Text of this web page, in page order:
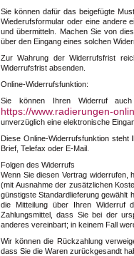
Sie können dafür das beigefügte
Wiederufsformular oder eine andere
und übermitteln. Machen Sie von
über den Eingang eines solchen
Zur Wahrung der Widerrufsfrist
Widerrufsfrist absenden.
Online-Widerrufsfunktion:
Sie können Ihren Widerruf
https://www.radierungen-
unverzüglich eine elektronische
Diese Online-Widerrufsfunktion
Brief, Telefax oder E-Mail.
Folgen des Widerrufs
Wenn Sie diesen Vertrag widerrufen,
(mit Ausnahme der zusätzlichen
günstigste Standardlieferung gewählt
die Mitteilung über Ihren Widerruf
Zahlungsmittel, dass Sie bei der
anderes vereinbart; in keinem Fall
Wir können die Rückzahlung
dass Sie die Waren zurückgesandt